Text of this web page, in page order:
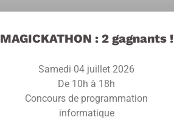
MAGICKATHON : 2 gagnants !
Samedi 04 juillet 2026
De 10h à 18h
Concours de programmation
informatique